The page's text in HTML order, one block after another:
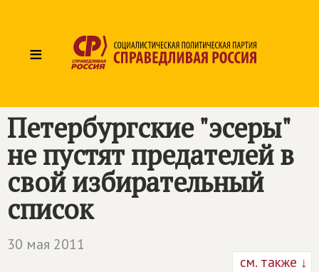
≡
Петербургские "эсеры"
не пустят предателей в
свой избирательный
список
30 мая 2011
см. также ↓